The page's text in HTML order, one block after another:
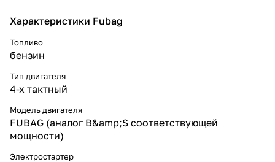
Характеристики Fubag
Топливо
бензин
Тип двигателя
4-х тактный
Модель двигателя
FUBAG (аналог B&amp;S соответствующей
мощности)
Электростартер